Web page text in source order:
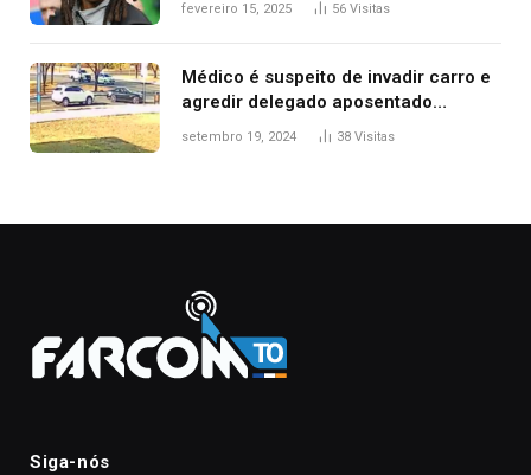
fevereiro 15, 2025 56 Visitas
Médico é suspeito de invadir carro e
agredir delegado aposentado
durante confusão no trânsito
setembro 19, 2024 38 Visitas
Siga-nós